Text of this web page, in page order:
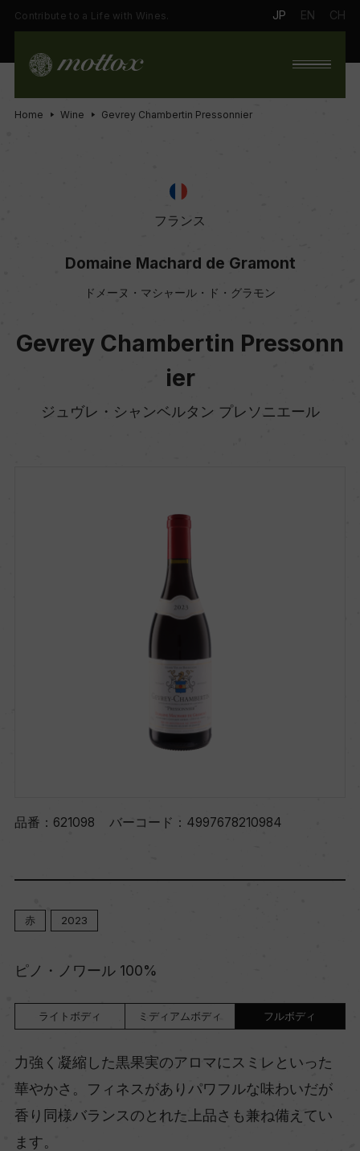
Contribute to a Life with Wines. JP EN CH
Home Wine Gevrey Chambertin Pressonnier
フランス
Domaine Machard de Gramont
ドメーヌ・マシャール・ド・グラモン
Gevrey Chambertin Pressonn
ier
ジュヴレ・シャンベルタン プレソニエール
品番： 621098 バーコード： 4997678210984
赤 2023
ピノ・ノワール 100%
ライトボディ ミディアムボディ フルボディ
力強く凝縮した黒果実のアロマにスミレといった
華やかさ。フィネスがありパワフルな味わいだが
香り同様バランスのとれた上品さも兼ね備えてい
ます。